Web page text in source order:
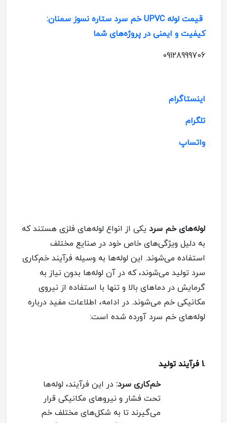
قیمت لوله UPVC خم سرد ستاره نسوز سمنان:
کیفیت و ایمنی در پروژه‌های شما
09128999706
اینستاگرام
تلگرام
واتساپ
لوله‌های خم سرد یکی از انواع لوله‌های فلزی هستند که
به دلیل ویژگی‌های خاص خود در صنایع مختلف
استفاده می‌شوند. این لوله‌ها به وسیله فرآیند خم‌کاری
سرد تولید می‌شوند، که در آن لوله‌ها بدون نیاز به
گرمایش در دماهای بالا و تنها با استفاده از نیروی
مکانیکی خم می‌شوند. در ادامه، اطلاعات مفید درباره
لوله‌های خم سرد آورده شده است:
.
1 فرآیند تولید
خم‌کاری سرد: در این فرآیند، لوله‌ها
تحت فشار و نیروهای مکانیکی قرار
می‌گیرند تا به شکل‌های مختلف خم